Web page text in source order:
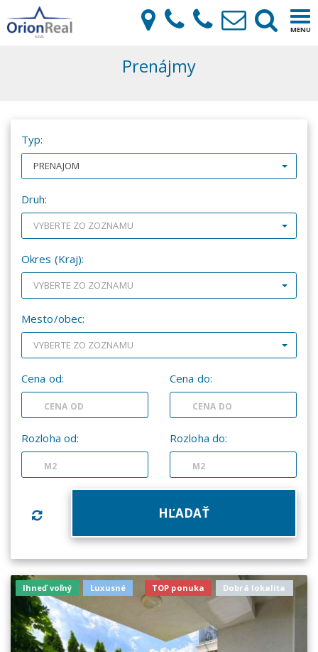
MENU
×
Prenájmy
Typ:
PRENAJOM
Druh:
VYBERTE ZO ZOZNAMU
Okres (Kraj):
VYBERTE ZO ZOZNAMU
Mesto/obec:
VYBERTE ZO ZOZNAMU
Cena od: Cena do:
Rozloha od: Rozloha do:
Ihneď voľný Luxusné TOP ponuka Dobrá lokalita